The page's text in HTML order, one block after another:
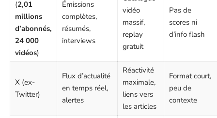
(2,01
millions
d’abonnés,
24 000
vidéos)
Émissions
complètes,
résumés,
interviews
vidéo
massif,
replay
gratuit
Pas de
scores ni
d’info flash
X (ex-
Twitter)
Flux d’actualité
en temps réel,
alertes
Réactivité
maximale,
liens vers
les articles
Format court,
peu de
contexte